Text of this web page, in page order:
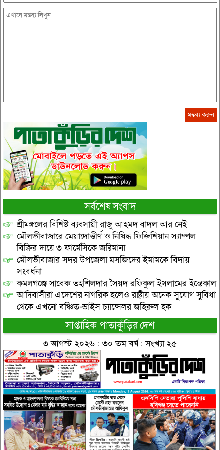
সর্বশেষ সংবাদ
শ্রীমঙ্গলের বিশিষ্ট ব্যবসায়ী রাজু আহমদ বাদল আর নেই
মৌলভীবাজারে মেয়াদোত্তীর্ণ ও নিষিদ্ধ ফিজিশিয়ান স্যাম্পল
বিক্রির দায়ে ৩ ফার্মেসিকে জরিমানা
মৌলভীবাজার সদর উপজেলা মসজিদের ইমামকে বিদায়
সংবর্ধনা
কমলগঞ্জে সাবেক তহশিলদার সৈয়দ রফিকুল ইসলামের ইন্তেকাল
আদিবাসীরা এদেশের নাগরিক হলেও রাষ্ট্রীয় অনেক সুযোগ সুবিধা
থেকে এখনো বঞ্চিত-ভাইস চ্যান্সেলর জহিরুল হক
সাপ্তাহিক পাতাকুঁড়ির দেশ
৩ আগস্ট ২০২৬ : ৩০ তম বর্ষ : সংখ্যা ২৫